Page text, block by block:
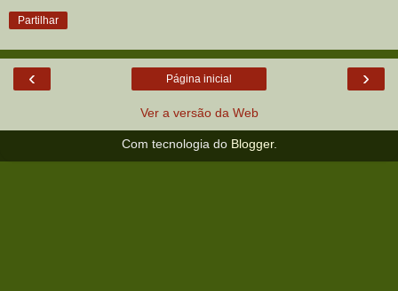
Partilhar
‹ ›
Página inicial
Ver a versão da Web
Com tecnologia do Blogger.